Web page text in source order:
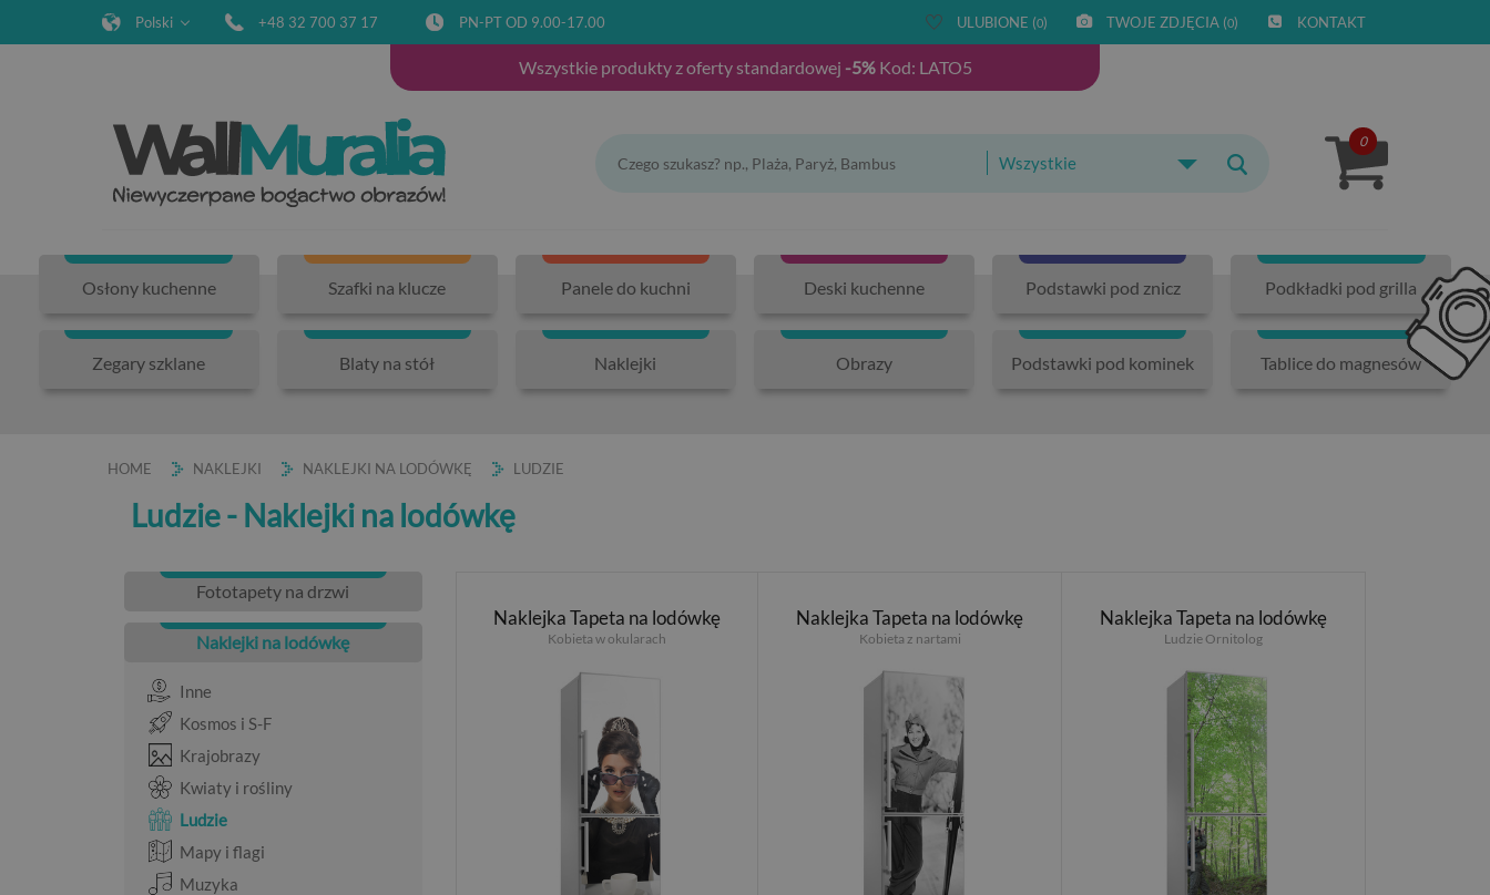
Polski +48 32 700 37 17 PN-PT OD 9.00-17.00 ULUBIONE (0) TWOJE ZDJĘCIA (0) KONTAKT
Wszystkie produkty z oferty standardowej -5%Kod: LATO5
Wszystkie
0
Osłony kuchenne Szafki na klucze Panele do kuchni Deski kuchenne Podstawki pod znicz Podkładki pod grilla
Zegary szklane Blaty na stół Naklejki Obrazy Podstawki pod kominek Tablice do magnesów
HOME NAKLEJKI NAKLEJKI NA LODÓWKĘ LUDZIE
Ludzie - Naklejki na lodówkę
Fototapety na drzwi
Naklejki na lodówkę
Inne
Kosmos i S-F
Krajobrazy
Kwiaty i rośliny
Ludzie
Mapy i flagi
Muzyka
Naklejka Tapeta na lodówkę
Kobieta w okularach
Naklejka Tapeta na lodówkę
Kobieta z nartami
Naklejka Tapeta na lodówkę
Ludzie Ornitolog